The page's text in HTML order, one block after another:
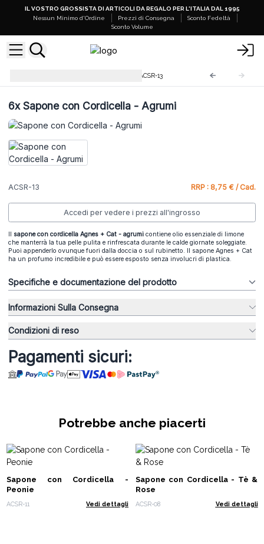
IL VOSTRO GROSSISTA DI ARTICOLI DA REGALO PER L'ITALIA DAL 1995
Nessun Minimo d'Ordine
Prezzi di Consegna
Sconto Fedeltà
Sconto Volume
ACSR-13
6xSapone con Cordicella - Agrumi
ACSR-13 RRP : 8,75 € / Cad.
Accedi per vedere i prezzi all'ingrosso
Il sapone con cordicella Agnes + Cat - agrumi contiene olio essenziale di limone
che manterrà la tua pelle pulita e rinfrescata durante le calde giornate soleggiate.
Puoi appenderlo ovunque fuori dalla doccia o sul rubinetto.
Il sapone Agnes + Cat
ha un profumo incredibile e può essere esposto senza involucri di plastica.
Specifiche e documentazione del prodotto
Informazioni Sulla Consegna
Condizioni di reso
Pagamenti sicuri:
Potrebbe anche piacerti
Sapone con Cordicella -
Peonie
ACSR-11 Vedi dettagli
Sapone con Cordicella - Tè &
Rose
ACSR-08 Vedi dettagli